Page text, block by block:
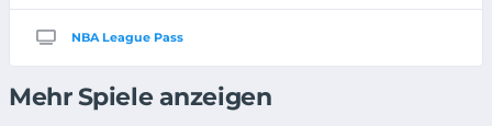
NBA League Pass
Mehr Spiele anzeigen